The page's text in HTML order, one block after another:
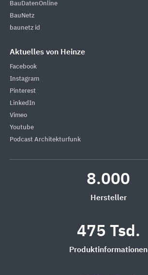
BauDatenOnline
BauNetz
baunetz id
Aktuelles von Heinze
Facebook
Instagram
Pinterest
LinkedIn
Vimeo
Youtube
Podcast Architekturfunk
8.000
Hersteller
475 Tsd.
Produktinformationen